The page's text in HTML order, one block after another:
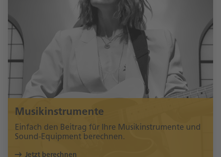
Musikinstrumente
Einfach den Beitrag für Ihre Musikinstrumente und
Sound-Equipment berechnen.
Jetzt berechnen